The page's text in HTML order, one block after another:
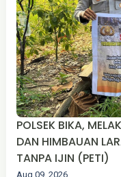
POLSEK BIKA,
DAN HIMBAUAN
TANPA IJIN (PETI)
Aug 09, 2026